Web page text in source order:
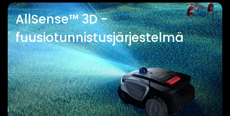
AllSense™ 3D -
fuusiotunnistusjärjestelmä